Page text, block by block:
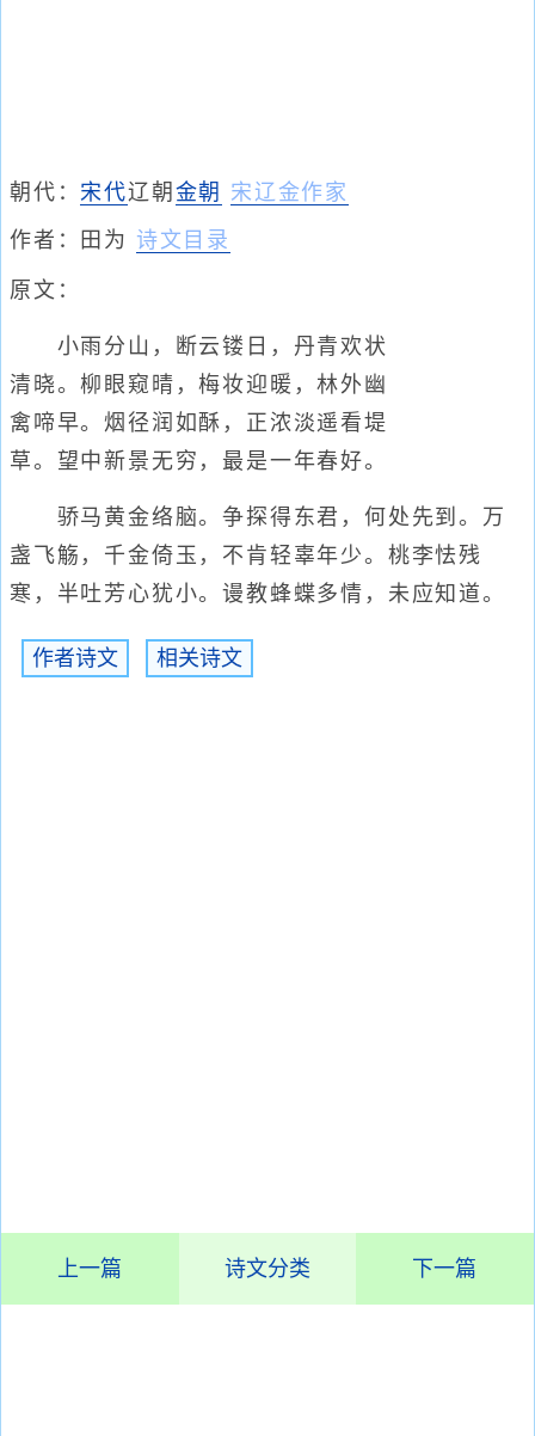
朝代：宋代辽朝 金朝 宋辽金作家
作者：
田为 诗文目录
原文：
小雨分山，断云镂日，丹青欢状
清晓。柳眼窥晴，梅妆迎暖，林外幽
禽啼早。烟径润如酥，正浓淡遥看堤
草。望中新景无穷，最是一年春好。
骄马黄金络脑。争探得东君，何处先到。万
盏飞觞，千金倚玉，不肯轻辜年少。桃李怯残
寒，半吐芳心犹小。谩教蜂蝶多情，未应知道。
作者诗文 相关诗文
上一篇 诗文分类 下一篇